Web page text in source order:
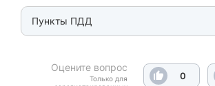
Пункты ПДД
Оцените вопрос
Только для
0